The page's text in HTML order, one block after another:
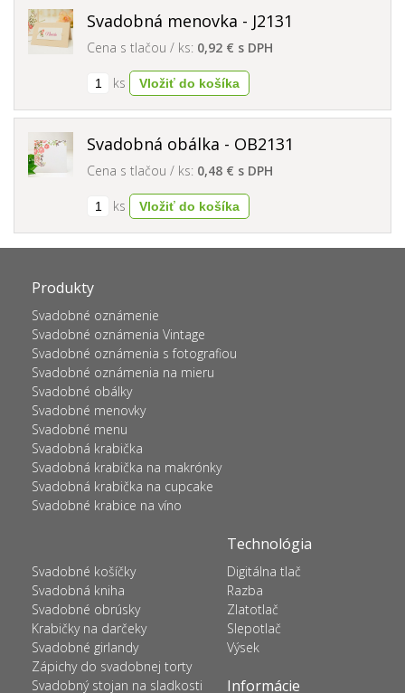
Svadobná menovka - J2131
Cena s tlačou / ks: 0,92 € s DPH
ks
Svadobná obálka - OB2131
Cena s tlačou / ks: 0,48 € s DPH
ks
Produkty
Svadobné oznámenie
Svadobné oznámenia Vintage
Svadobné oznámenia s fotografiou
Svadobné oznámenia na mieru
Svadobné obálky
Svadobné menovky
Svadobné menu
Svadobná krabička
Svadobná krabička na makrónky
Svadobná krabička na cupcake
Svadobné krabice na víno
Svadobné košíčky
Svadobná kniha
Svadobné obrúsky
Krabičky na darčeky
Svadobné girlandy
Zápichy do svadobnej torty
Svadobný stojan na sladkosti
Technológia
Digitálna tlač
Razba
Zlatotlač
Slepotlač
Výsek
Informácie